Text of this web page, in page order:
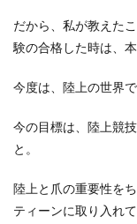
だから、私が教えた
験の合格した時は、
今度は、陸上の世界
今の目標は、陸上競
と。
陸上と爪の重要性を
ティーンに取り入れ